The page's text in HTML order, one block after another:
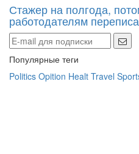
Стажер на полгода,
работодателям
Популярные теги
Politics Opition Healt Travel